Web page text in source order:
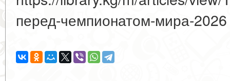
перед-чемпионатом-мира-2026